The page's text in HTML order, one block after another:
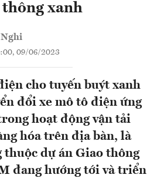
thông xanh
09/06/2023
cho tuyến buýt xanh
đổi xe mô tô điện ứng
hoạt động vận tải
hóa trên địa bàn, là
thuộc dự án Giao thông
đang hướng tới và triển